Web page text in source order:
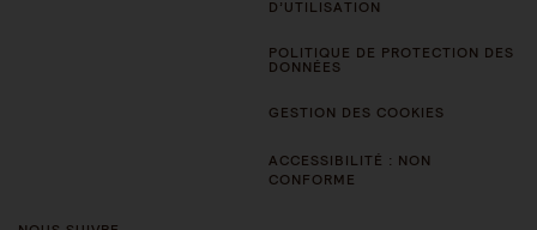
D’UTILISATION
POLITIQUE DE PROTECTION DES
DONNÉES
GESTION DES COOKIES
ACCESSIBILITÉ : NON
CONFORME